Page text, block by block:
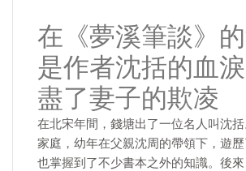
在《夢溪筆談》的
是作者沈括的血
盡了妻子的欺凌
在北宋年間，錢塘出了一位名人叫沈
家庭，幼年在父親沈周的帶領下，遊歷
也掌握到了不少書本之外的知識。後